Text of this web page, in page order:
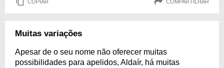
COPIAR COMPARTILHAR
Muitas variações
Apesar de o seu nome não oferecer muitas
possibilidades para apelidos, Aldaír, há muitas